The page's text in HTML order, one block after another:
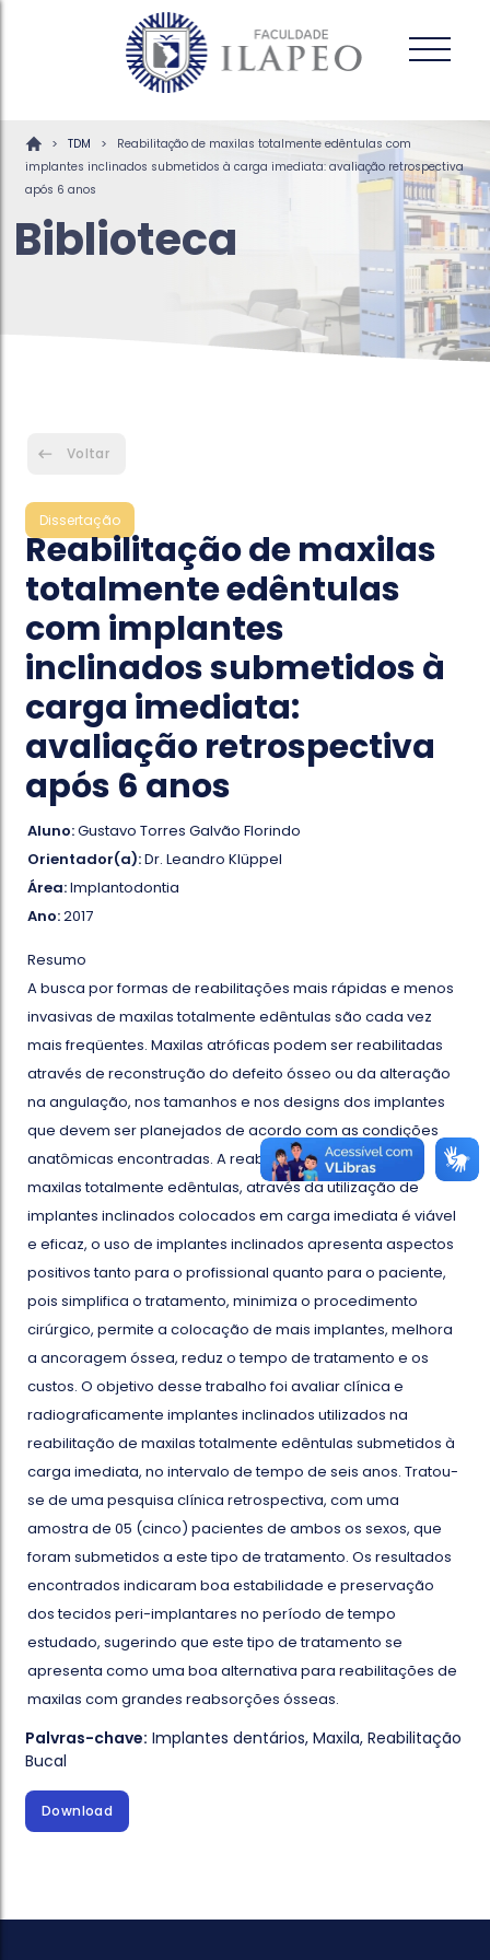
> TDM >
Reabilitação de maxilas totalmente edêntulas com
implantes inclinados submetidos à carga imediata: avaliação retrospectiva
após 6 anos
Biblioteca
Voltar
Dissertação
Reabilitação de maxilas
totalmente edêntulas
com implantes
inclinados submetidos à
carga imediata:
avaliação retrospectiva
após 6 anos
Aluno:Gustavo Torres Galvão Florindo
Orientador(a):Dr. Leandro Klüppel
Área:Implantodontia
Ano:2017
Resumo
A busca por formas de reabilitações mais rápidas e menos
invasivas de maxilas totalmente edêntulas são cada vez
mais freqüentes. Maxilas atróficas podem ser reabilitadas
através de reconstrução do defeito ósseo ou da alteração
na angulação, nos tamanhos e nos designs dos implantes
que devem ser planejados de acordo com as condições
anatômicas encontradas. A reabilitação protética de
maxilas totalmente edêntulas, através da utilização de
implantes inclinados colocados em carga imediata é viável
e eficaz, o uso de implantes inclinados apresenta aspectos
positivos tanto para o profissional quanto para o paciente,
pois simplifica o tratamento, minimiza o procedimento
cirúrgico, permite a colocação de mais implantes, melhora
a ancoragem óssea, reduz o tempo de tratamento e os
custos. O objetivo desse trabalho foi avaliar clínica e
radiograficamente implantes inclinados utilizados na
reabilitação de maxilas totalmente edêntulas submetidos à
carga imediata, no intervalo de tempo de seis anos. Tratou-
se de uma pesquisa clínica retrospectiva, com uma
amostra de 05 (cinco) pacientes de ambos os sexos, que
foram submetidos a este tipo de tratamento. Os resultados
encontrados indicaram boa estabilidade e preservação
dos tecidos peri-implantares no período de tempo
estudado, sugerindo que este tipo de tratamento se
apresenta como uma boa alternativa para reabilitações de
maxilas com grandes reabsorções ósseas.
Palvras-chave: Implantes dentários,Maxila,Reabilitação
Bucal
Download